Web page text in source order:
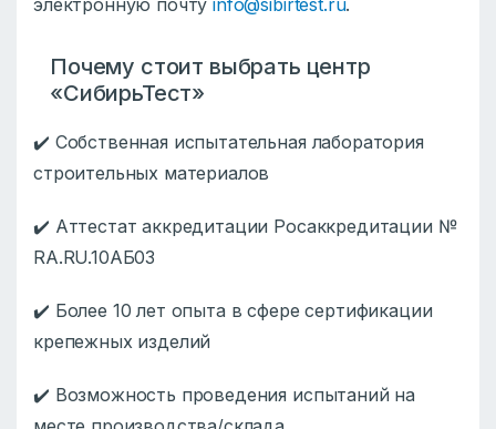
электронную почтуinfo@sibirtest.ru.
Почему стоит выбрать центр
«СибирьТест»
✔️ Собственная испытательная лаборатория
строительных материалов
✔️ Аттестат аккредитации Росаккредитации №
RA.RU.10АБ03
✔️ Более 10 лет опыта в сфере сертификации
крепежных изделий
✔️ Возможность проведения испытаний на